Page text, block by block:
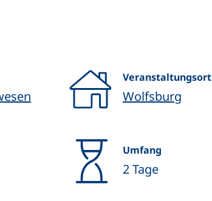
Veranstaltungsort
Wolfsburg
Umfang
2 Tage